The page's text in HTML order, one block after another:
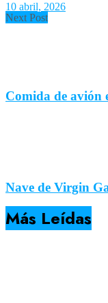
10 abril, 2026
Next Post
Comida de avión
Nave de Virgin
Más Leídas